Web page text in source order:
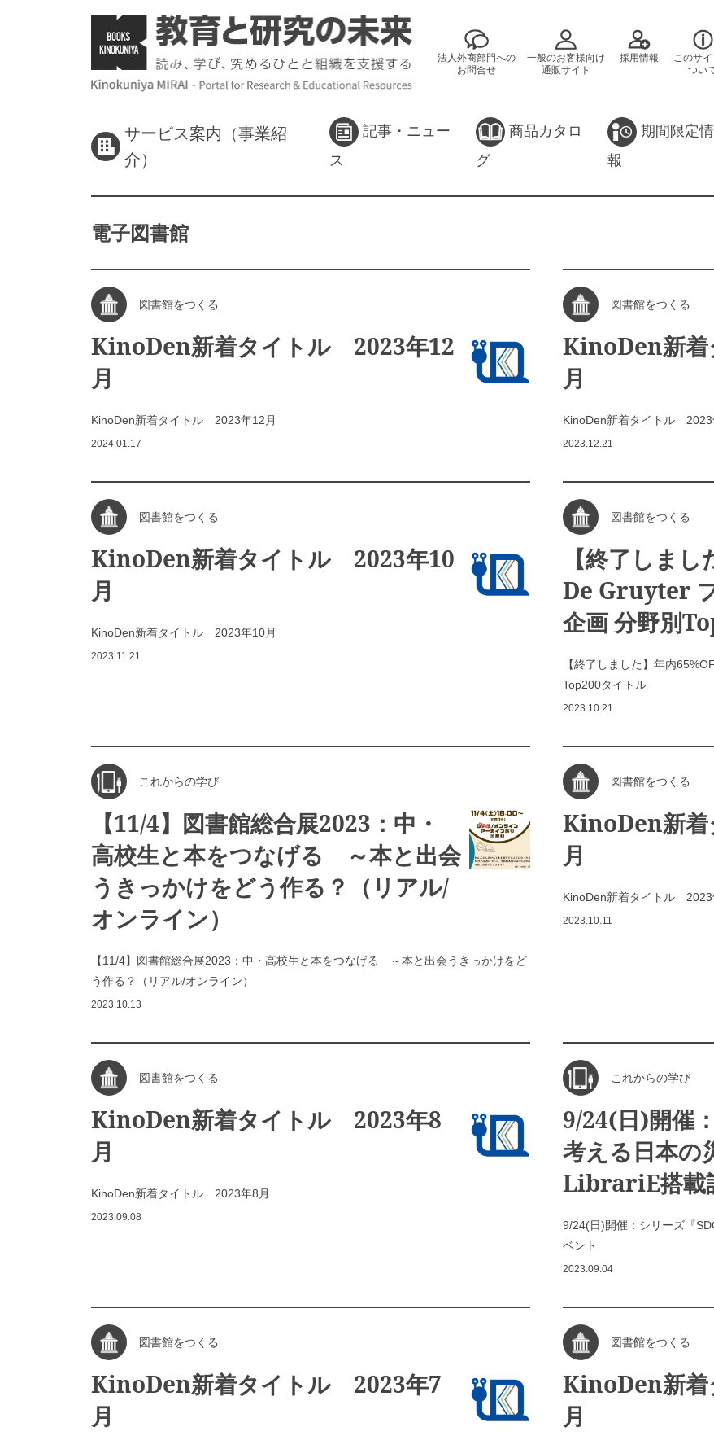
法人外商部門への
お問合せ
一般のお客様向け
通販サイト
採用情報
このサ
つい
サービス案内（事業紹
介）
記事・ニュー
ス
商品カタロ
グ
期間限定情
報
電子図書館
図書館をつくる
KinoDen新着タイトル 2023年12
月
KinoDen新着タイトル 2023年12月
2024.01.17
図書館をつくる
KinoDen新
月
KinoDen新着タイトル 2023
2023.12.21
図書館をつくる
KinoDen新着タイトル 2023年10
月
KinoDen新着タイトル 2023年10月
2023.11.21
図書館をつくる
【終了しま
De Gruyter
企画 分野別
【終了しました】年内
Top200タイトル
2023.10.21
これからの学び
【11/4】図書館総合展2023：中・
高校生と本をつなげる ～本と出会
うきっかけをどう作る？（リアル/
オンライン）
【11/4】図書館総合展2023：中・高校生と本をつなげる ～本と出会うきっかけをど
う作る？（リアル/オンライン）
2023.10.13
図書館をつくる
KinoDen新
月
KinoDen新着タイトル 2023
2023.10.11
図書館をつくる
KinoDen新着タイトル 2023年8
月
KinoDen新着タイトル 2023年8月
2023.09.08
これからの学び
9/24(日)開催
考える日本の
LibrariE搭載
9/24(日)開催：シリーズ『
ベント
2023.09.04
図書館をつくる
KinoDen新着タイトル 2023年7
月
図書館をつくる
KinoDen新
月